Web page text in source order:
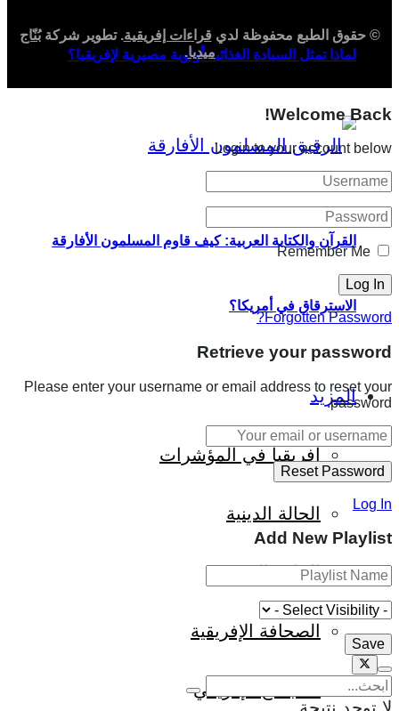
لماذا تمثل السيادة الغذائية أولوية مصيرية لإفريقيا؟
القرآن والكتابة العربية: كيف قاوم المسلمون الأفارقة
الاسترقاق في أمريكا؟
المزيد
إفريقيا في المؤشرات
الحالة الدينية
الملف الإفريقي
الصحافة الإفريقية
المجتمع الإفريقي
© حقوق الطبع محفوظة لدي قراءات إفريقية. تطوير شركةبُنّاج
ميديا.
Welcome Back!
Login to your account below
Remember Me
Forgotten Password?
Retrieve your password
Please enter your username or email address to reset your
password.
Log In
Add New Playlist